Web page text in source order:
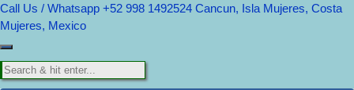
Call Us / Whatsapp +52 998 1492524 Cancun, Isla Mujeres, Costa
Mujeres, Mexico